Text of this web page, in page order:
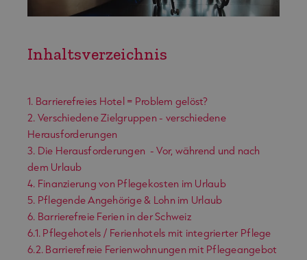
Inhaltsverzeichnis
1. Barrierefreies Hotel = Problem gelöst?
2. Verschiedene Zielgruppen - verschiedene
Herausforderungen
3. Die Herausforderungen - Vor, während und nach
dem Urlaub
4. Finanzierung von Pflegekosten im Urlaub
5. Pflegende Angehörige & Lohn im Urlaub
6. Barrierefreie Ferien in der Schweiz
6.1. Pflegehotels / Ferienhotels mit integrierter Pflege
6.2. Barrierefreie Ferienwohnungen mit Pflegeangebot